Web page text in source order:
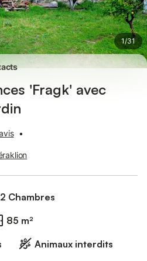
1/31
'Fragk' avec
•
2 Chambres
85 m²
Animaux interdits